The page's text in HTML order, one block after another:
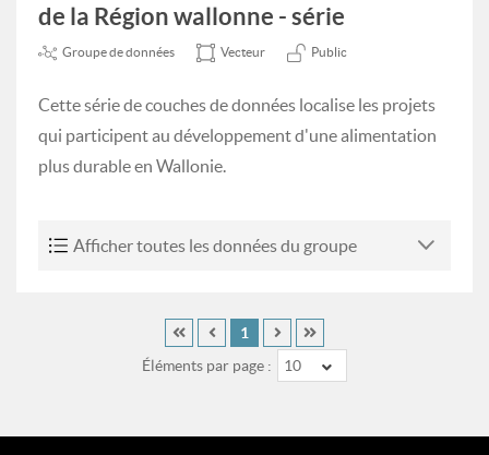
de la Région wallonne - série
Groupe de données Vecteur Public
Cette série de couches de données localise les projets
qui participent au développement d'une alimentation
plus durable en Wallonie.
Afficher toutes les données du groupe
Éléments par page : 10
1